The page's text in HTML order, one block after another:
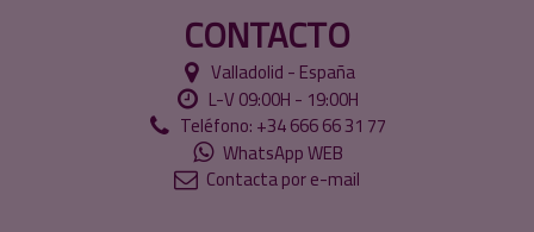
CONTACTO
Valladolid - España
L-V 09:00H - 19:00H
Teléfono: +34 666 66 31 77
WhatsApp WEB
Contacta por e-mail